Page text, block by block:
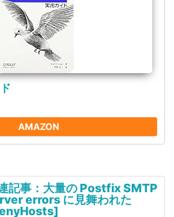
AMAZON
記事：大量の Postfix SMTP
errors に見舞われた